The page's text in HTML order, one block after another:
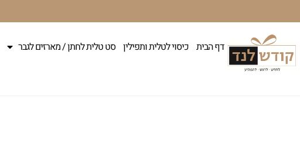
דף הבית כיסוי לטלית ותפילין סט טלית לחתן / מארזים לגבר